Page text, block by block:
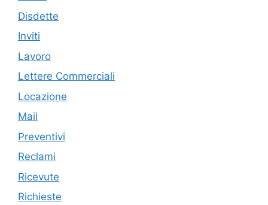
Disdette
Inviti
Lavoro
Lettere Commerciali
Locazione
Mail
Preventivi
Reclami
Ricevute
Richieste